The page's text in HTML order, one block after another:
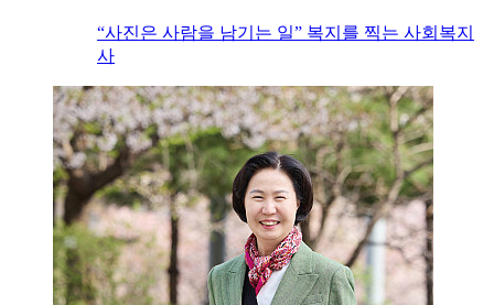
“사진은 사람을 남기는 일” 복지를 찍는 사회복지
사